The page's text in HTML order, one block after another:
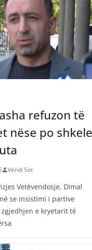
refuzon të
nëse po shkelet
se insistimi i partive
e kryetarit të